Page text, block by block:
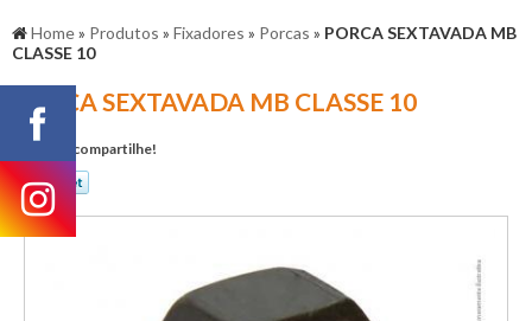
Home» Produtos » Fixadores » Porcas » PORCA SEXTAVADA MB
CLASSE 10
PORCA SEXTAVADA MB CLASSE 10
Gostou? compartilhe!